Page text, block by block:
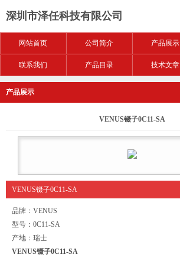
深圳市泽任科技有限公司
网站首页 公司简介 产品展示
联系我们 产品目录 技术文章
产品展示
VENUS镊子0C11-SA
VENUS镊子0C11-SA
品牌：VENUS
型号：0C11-SA
产地：瑞士
VENUS镊子0C11-SA